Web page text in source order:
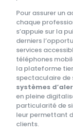
Pour assurer un
chaque
s’appuie sur la
derniers
services
téléphones
la plateforme
spectaculaire de
systèmes
en pleine
particularité de
leur permettant
clients.